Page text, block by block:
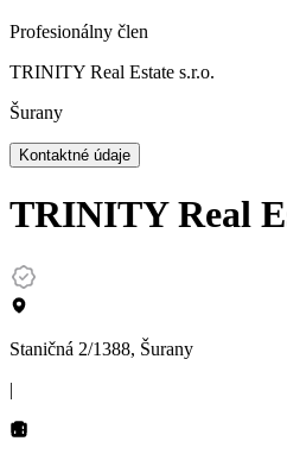
Profesionálny člen
TRINITY Real Estate s.r.o.
Šurany
Kontaktné údaje
TRINITY Real
Staničná 2/1388, Šurany
|